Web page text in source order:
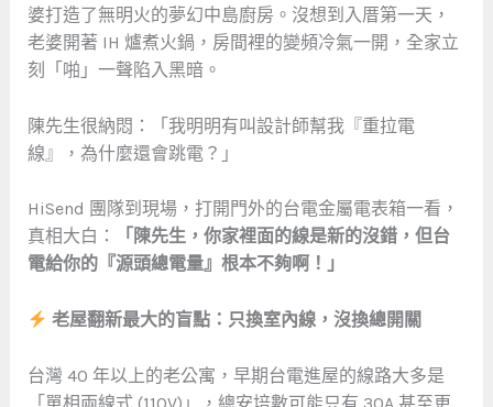
婆打造了無明火的夢幻中島廚房。沒想到入厝第一天，
老婆開著 IH 爐煮火鍋，房間裡的變頻冷氣一開，全家立
刻「啪」一聲陷入黑暗。
陳先生很納悶：「我明明有叫設計師幫我『重拉電
線』，為什麼還會跳電？」
HiSend 團隊到現場，打開門外的台電金屬電表箱一看，
真相大白：
「陳先生，你家裡面的線是新的沒錯，但台
電給你的『源頭總電量』根本不夠啊！」
老屋翻新最大的盲點：只換室內線，沒換總開關
台灣 40 年以上的老公寓，早期台電進屋的線路大多是
「單相兩線式 (110V)」，總安培數可能只有 30A 甚至更